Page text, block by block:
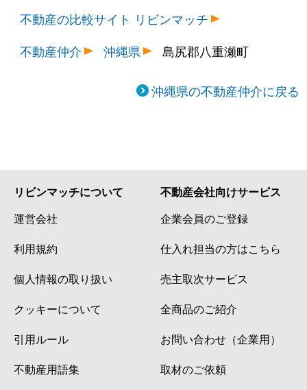
不動産の比較サイト リビンマッチ
不動産仲介
沖縄県 島尻郡八重瀬町
沖縄県の不動産仲介に戻る
リビンマッチについて
運営会社
利用規約
個人情報の取り扱い
クッキーについて
引用ルール
不動産用語集
不動産会社向けサービス
企業会員のご登録
仕入れ担当の方はこちら
売主取次サービス
全商品のご紹介
お問い合わせ（企業用）
取材のご依頼